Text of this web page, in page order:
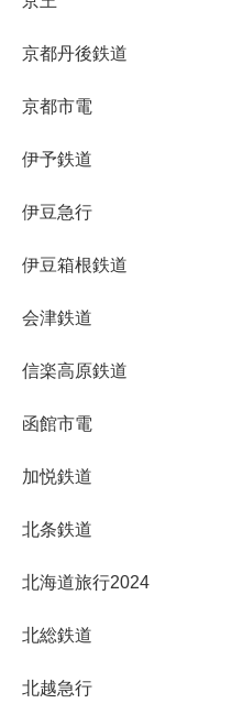
京都丹後鉄道
京都市電
伊予鉄道
伊豆急行
伊豆箱根鉄道
会津鉄道
信楽高原鉄道
函館市電
加悦鉄道
北条鉄道
北海道旅行2024
北総鉄道
北越急行